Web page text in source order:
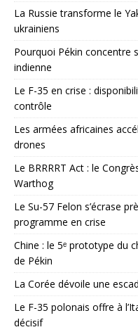
La Russie transforme le
ukrainiens
Pourquoi Pékin concentre
indienne
Le F-35 en crise :
contrôle
Les armées africaines
drones
Le BRRRRT Act : le
Warthog
Le Su-57 Felon s’écrase
programme en crise
Chine : le 5ᵉ prototype du
de Pékin
La Corée dévoile une
Le F-35 polonais offre à
décisif